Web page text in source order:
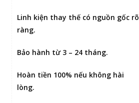
Linh kiện thay thế có nguồn gốc rõ
ràng.
Bảo hành từ 3 – 24 tháng.
Hoàn tiền 100% nếu không hài
lòng.